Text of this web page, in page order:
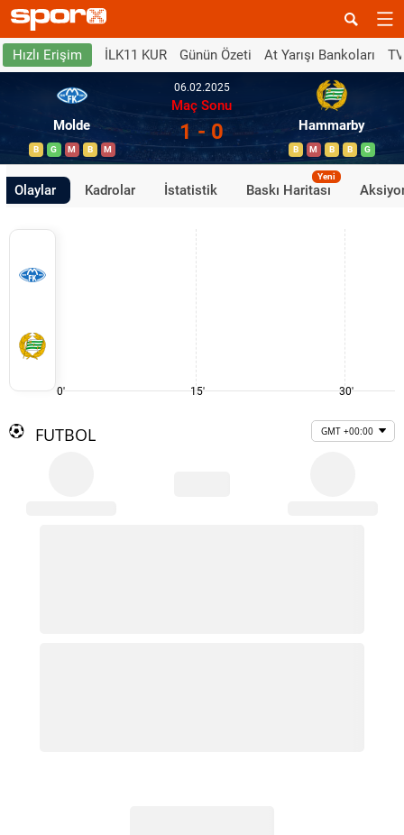
Hızlı Erişim İLK11 KUR Günün Özeti At Yarışı Bankoları
Molde
B G M B M
06.02.2025
Maç Sonu
1 - 0 Hammarby
B M B B G
Olaylar Kadrolar İstatistik Baskı Haritası
Yeni
0' 15' 30'
FUTBOL GMT +00:00